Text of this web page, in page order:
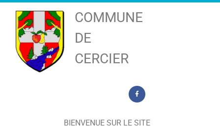
COMMUNE
DE
CERCIER
BIENVENUE SUR LE SITE